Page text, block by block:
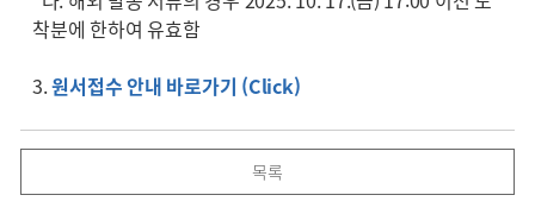
착분에 한하여 유효함
3.원서접수 안내 바로가기 (Click)
목록